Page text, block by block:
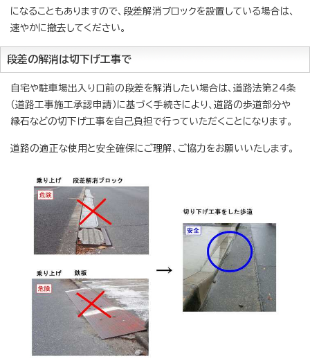
になることもありますので、段差解消ブロックを設置している場合は、
速やかに撤去してください。
段差の解消は切下げ工事で
自宅や駐車場出入り口前の段差を解消したい場合は、道路法第24条
（道路工事施工承認申請）に基づく手続きにより、道路の歩道部分や
縁石などの切下げ工事を自己負担で行っていただくことになります。
道路の適正な使用と安全確保にご理解、ご協力をお願いいたします。